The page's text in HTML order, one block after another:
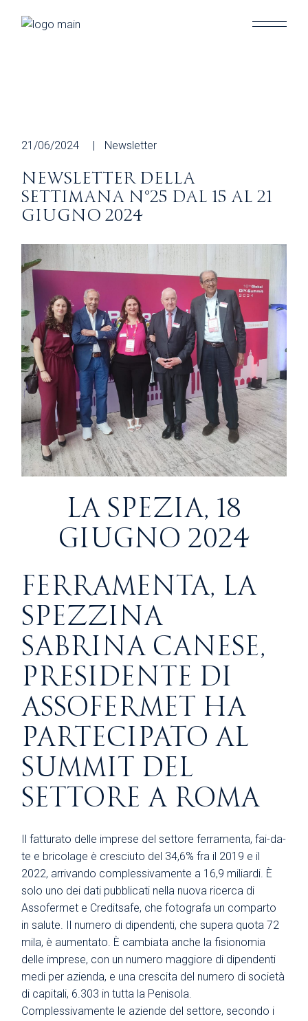
21/06/2024 Newsletter
NEWSLETTER DELLA
SETTIMANA N°25 DAL 15 AL 21
GIUGNO 2024
LA SPEZIA, 18
GIUGNO 2024
FERRAMENTA, LA
SPEZZINA
SABRINA CANESE,
PRESIDENTE DI
ASSOFERMET HA
PARTECIPATO AL
SUMMIT DEL
SETTORE A ROMA
Il fatturato delle imprese del settore ferramenta, fai-da-
te e bricolage è cresciuto del 34,6% fra il 2019 e il
2022, arrivando complessivamente a 16,9 miliardi. È
solo uno dei dati pubblicati nella nuova ricerca di
Assofermet e Creditsafe, che fotografa un comparto
in salute. Il numero di dipendenti, che supera quota 72
mila, è aumentato. È cambiata anche la fisionomia
delle imprese, con un numero maggiore di dipendenti
medi per azienda, e una crescita del numero di società
di capitali, 6.303 in tutta la Penisola.
Complessivamente le aziende del settore, secondo i